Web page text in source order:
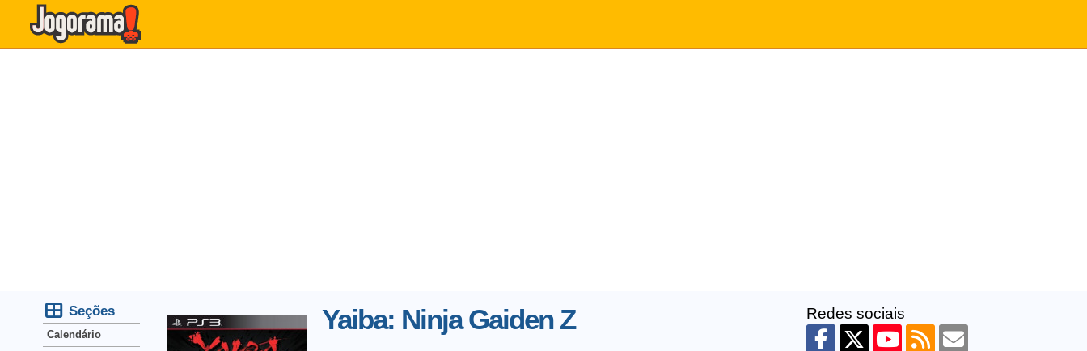
Yaiba: Ninja Gaiden Z
Seções
Calendário
Redes sociais